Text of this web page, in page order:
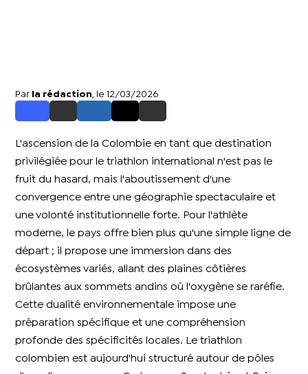
Par la rédaction , le 12/03/2026
L'ascension de la Colombie en tant que destination
privilégiée pour le triathlon international n'est pas le
fruit du hasard, mais l'aboutissement d'une
convergence entre une géographie spectaculaire et
une volonté institutionnelle forte. Pour l'athlète
moderne, le pays offre bien plus qu'une simple ligne de
départ ; il propose une immersion dans des
écosystèmes variés, allant des plaines côtières
brûlantes aux sommets andins où l'oxygène se raréfie.
Cette dualité environnementale impose une
préparation spécifique et une compréhension
profonde des spécificités locales. Le triathlon
colombien est aujourd'hui structuré autour de pôles